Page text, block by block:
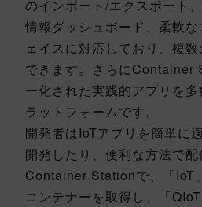
のインポート/エクスポート
情報ダッシュボード、柔軟
ェイスに対応しており、複
できます。さらにContainer
ー化された実践的アプリを
ラットフォームです。
開発者はIoTアプリを簡単に
開発したり、便利な方法で配
Container Stationで、「IoT
コンテナーを取得し、「